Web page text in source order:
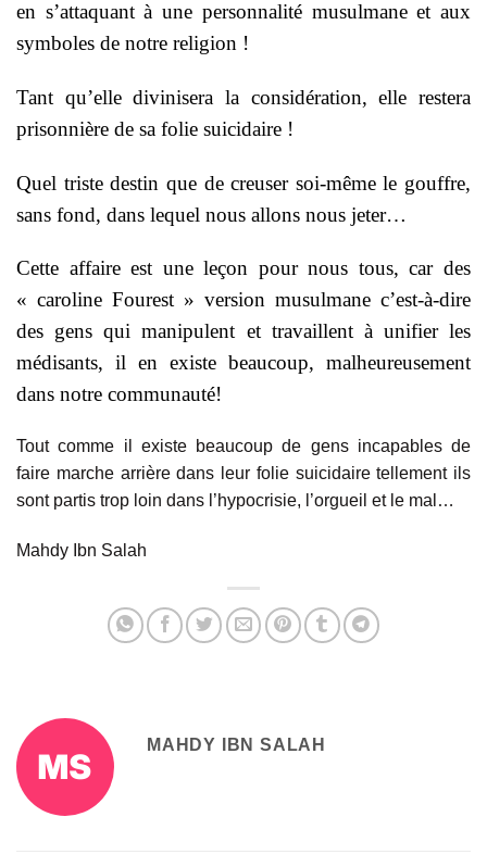
en s’attaquant à une personnalité musulmane et aux
symboles de notre religion !
Tant qu’elle divinisera la considération, elle restera
prisonnière de sa folie suicidaire !
Quel triste destin que de creuser soi-même le gouffre,
sans fond, dans lequel nous allons nous jeter…
Cette affaire est une leçon pour nous tous, car des
« caroline Fourest » version musulmane c’est-à-dire
des gens qui manipulent et travaillent à unifier les
médisants, il en existe beaucoup, malheureusement
dans notre communauté!
Tout comme il existe beaucoup de gens incapables de
faire marche arrière dans leur folie suicidaire tellement ils
sont partis trop loin dans l’hypocrisie, l’orgueil et le mal…
Mahdy Ibn Salah
MAHDY IBN SALAH